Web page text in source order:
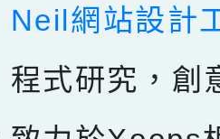
Neil網站設計
程式研究，創